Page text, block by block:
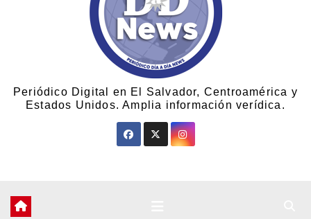
Periódico Digital en El Salvador, Centroamérica y
Estados Unidos. Amplia información verídica.